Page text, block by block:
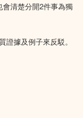
清楚分開2件事為獨
證據及例子來反駁。